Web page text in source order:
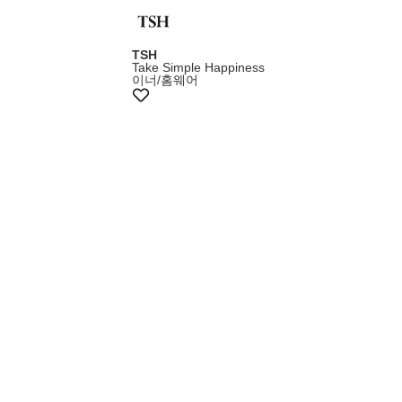
TSH
Take Simple Happiness
이너/홈웨어